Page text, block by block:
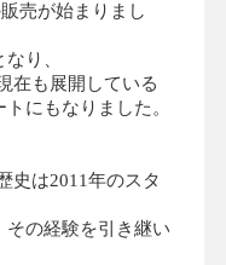
売が始まりまし
り、
在も展開している
にもなりました。
史は2011年のスタ
その経験を引き継い